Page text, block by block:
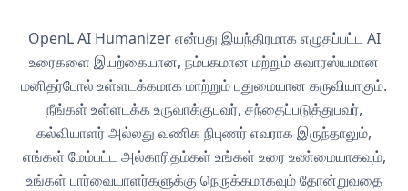
OpenL AI Humanizer என்பது இயந்திரமாக எழுதப்பட்ட AI
உரைகளை இயற்கையான, நம்பகமான மற்றும் சுவாரஸ்யமான
மனிதர்போல் உள்ளடக்கமாக மாற்றும் புதுமையான கருவியாகும்.
நீங்கள் உள்ளடக்க உருவாக்குபவர், சந்தைப்படுத்துபவர்,
கல்வியாளர் அல்லது வணிக நிபுணர் எவராக இருந்தாலும்,
எங்கள் மேம்பட்ட அல்காரிதம்கள் உங்கள் உரை உண்மையாகவும்,
உங்கள் பார்வையாளர்களுக்கு நெருக்கமாகவும் தோன்றுவதை